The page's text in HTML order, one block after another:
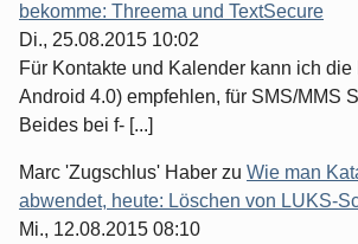
bekomme: Threema und TextSecure
Di., 25.08.2015 10:02
Für Kontakte und Kalender kann ich
Android 4.0) empfehlen, für SMS/MMS
Beides bei f- [...]
Marc 'Zugschlus' Haber zu Wie man
abwendet, heute: Löschen von LUKS-
Mi., 12.08.2015 08:10